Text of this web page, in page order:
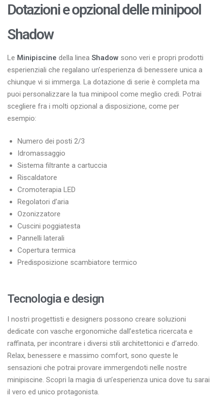
Dotazioni e opzional delle minipool
Shadow
Le Minipiscine della linea Shadow sono veri e propri prodotti
esperienziali che regalano un’esperienza di benessere unica a
chiunque vi si immerga. La dotazione di serie è completa ma
puoi personalizzare la tua minipool come meglio credi. Potrai
scegliere fra i molti opzional a disposizione, come per
esempio:
Numero dei posti 2/3
Idromassaggio
Sistema filtrante a cartuccia
Riscaldatore
Cromoterapia LED
Regolatori d’aria
Ozonizzatore
Cuscini poggiatesta
Pannelli laterali
Copertura termica
Predisposizione scambiatore termico
Tecnologia e design
I nostri progettisti e designers possono creare soluzioni
dedicate con vasche ergonomiche dall’estetica ricercata e
raffinata, per incontrare i diversi stili architettonici e d’arredo.
Relax, benessere e massimo comfort, sono queste le
sensazioni che potrai provare immergendoti nelle nostre
minipiscine. Scopri la magia di un’esperienza unica dove tu sarai
il vero ed unico protagonista.